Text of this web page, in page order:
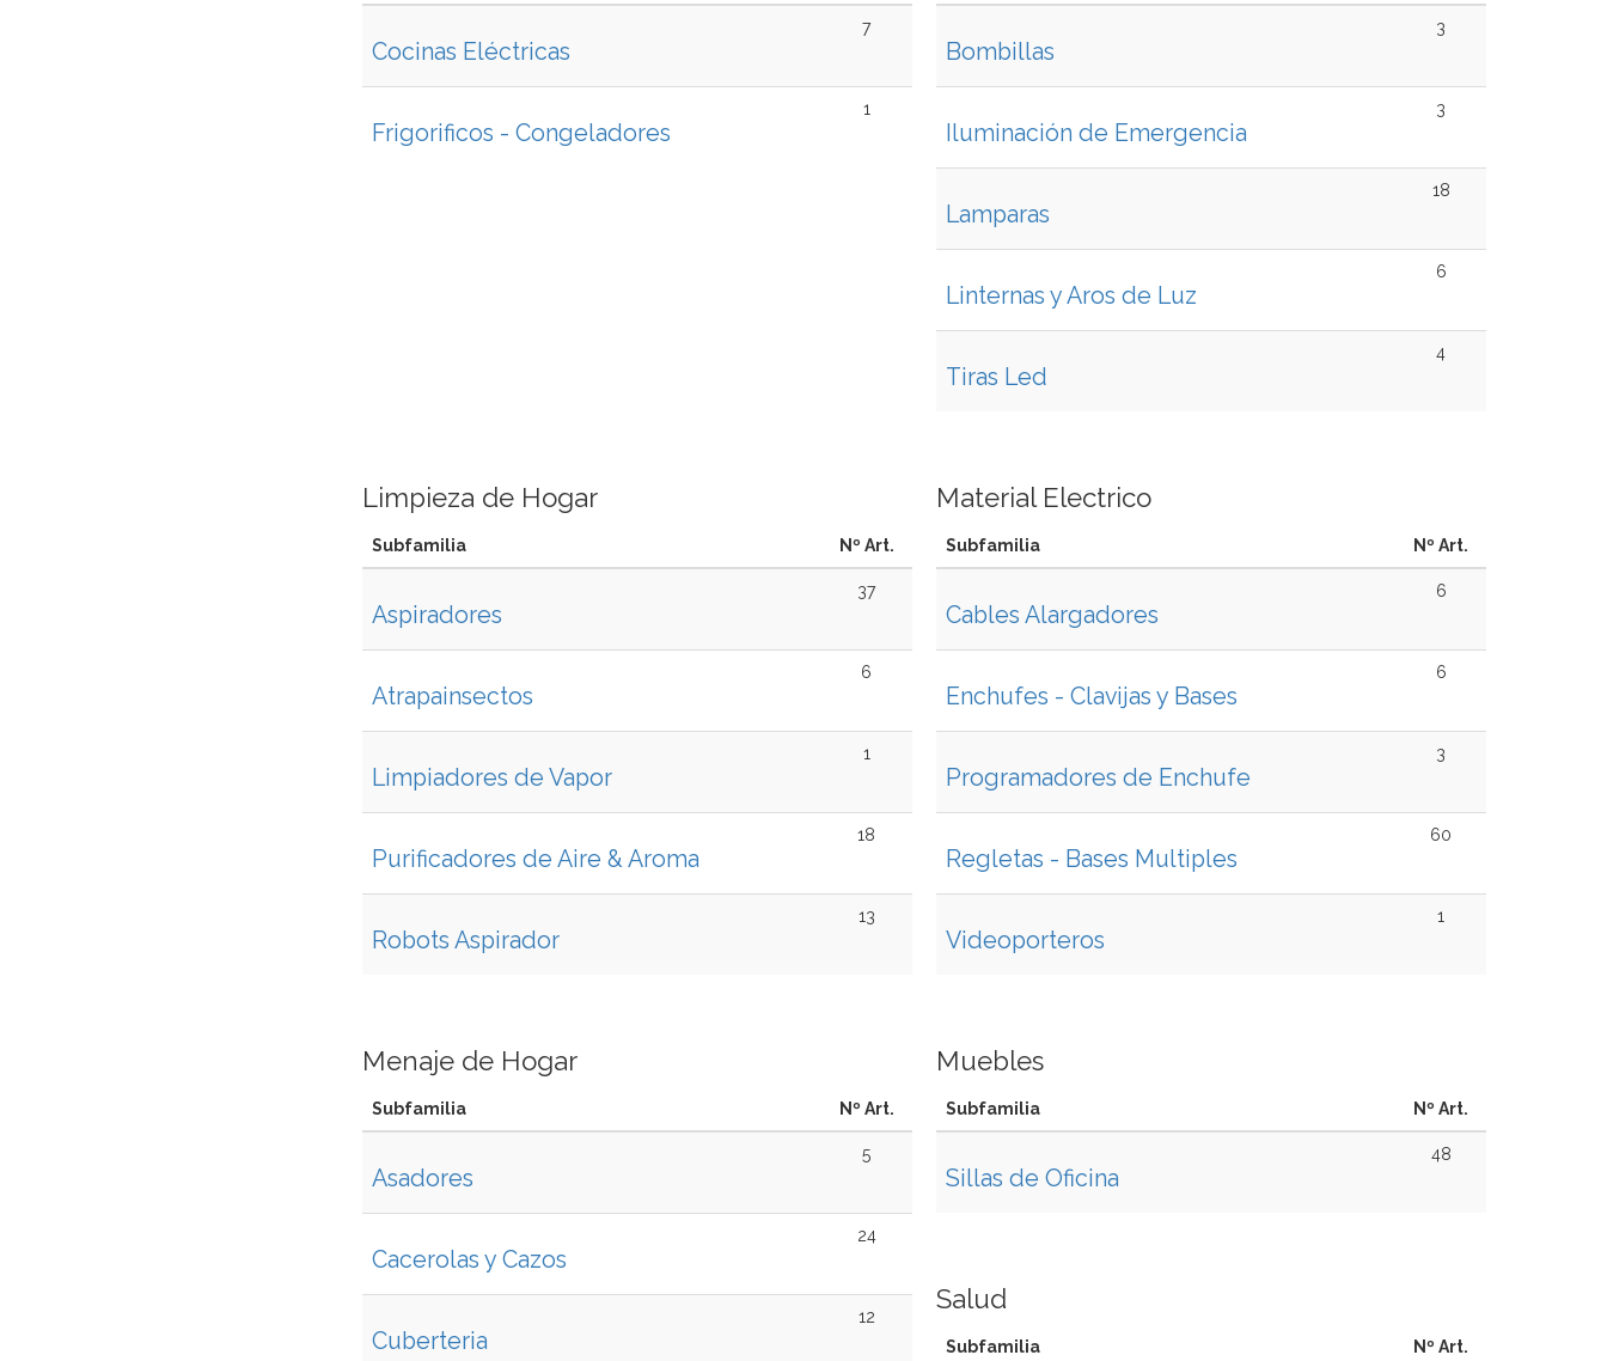
Cocinas Eléctricas
7
Frigorificos - Congeladores
1
Bombillas
3
Iluminación de Emergencia
3
Lamparas
18
Linternas y Aros de Luz
6
Tiras Led
4
Limpieza de Hogar
Subfamilia Nº Art.
Aspiradores
37
Atrapainsectos
6
Limpiadores de Vapor
1
Purificadores de Aire & Aroma
18
Robots Aspirador
13
Material Electrico
Subfamilia Nº Art.
Cables Alargadores
6
Enchufes - Clavijas y Bases
6
Programadores de Enchufe
3
Regletas - Bases Multiples
60
Videoporteros
1
Menaje de Hogar
Subfamilia Nº Art.
Asadores
5
Cacerolas y Cazos
24
Cuberteria
12
Muebles
Subfamilia Nº Art.
Sillas de Oficina
48
Salud
Subfamilia Nº Art.